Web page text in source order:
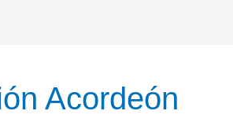
Acordeón